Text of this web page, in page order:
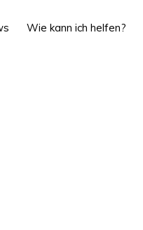
Wie kann ich helfen?